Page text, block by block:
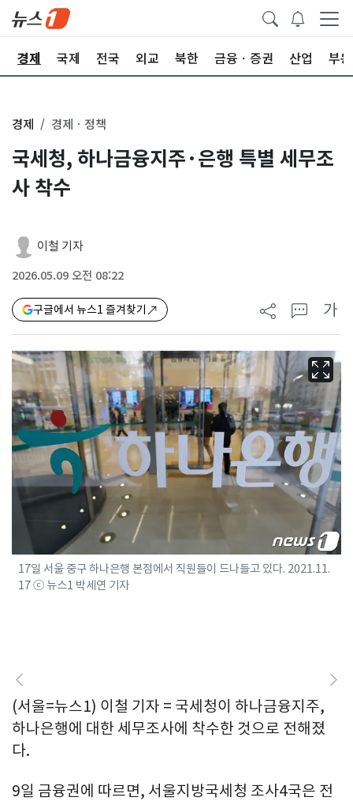
경제 국제 전국 외교 북한 금융ㆍ증권 산업 부
경제 경제ㆍ정책
국세청, 하나금융지주·은행 특별 세무조
사 착수
이철 기자
2026.05.09 오전 08:22
구글에서 뉴스1 즐겨찾기 가
17일 서울 중구 하나은행 본점에서 직원들이 드나들고 있다. 2021.11.
17 ⓒ 뉴스1 박세연 기자
(서울=뉴스1) 이철 기자 = 국세청이 하나금융지주,
하나은행에 대한 세무조사에 착수한 것으로 전해졌
다.
9일 금융권에 따르면, 서울지방국세청 조사4국은 전